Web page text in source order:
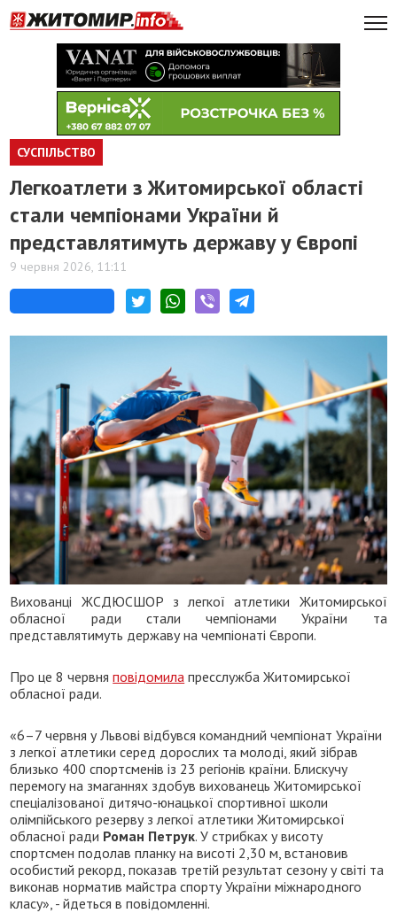
СУСПІЛЬСТВО
Легкоатлети з Житомирської області
стали чемпіонами України й
представлятимуть державу у Європі
9 червня 2026, 11:11
Вихованці ЖСДЮСШОР з легкої атлетики Житомирської
обласної ради стали чемпіонами України та
представлятимуть державу на чемпіонаті Європи.
Про це 8 червняповідомила пресслужба Житомирської
обласної ради.
«6–7 червня у Львові відбувся командний чемпіонат України
з легкої атлетики серед дорослих та молоді, який зібрав
близько 400 спортсменів із 23 регіонів країни. Блискучу
перемогу на змаганнях здобув вихованець Житомирської
спеціалізованої дитячо-юнацької спортивної школи
олімпійського резерву з легкої атлетики Житомирської
обласної ради Роман Петрук. У стрибках у висоту
спортсмен подолав планку на висоті 2,30 м, встановив
особистий рекорд, показав третій результат сезону у світі та
виконав норматив майстра спорту України міжнародного
класу», - йдеться в повідомленні.